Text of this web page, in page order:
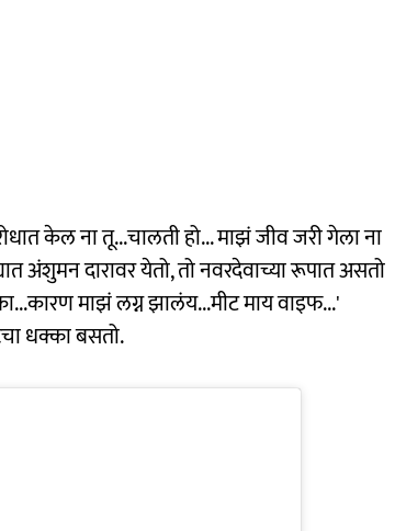
केल ना तू...चालती हो... माझं जीव जरी गेला ना
अंशुमन दारावर येतो, तो नवरदेवाच्या रूपात असतो
माझं लग्न झालंय...मीट माय वाइफ...'
धक्का बसतो.